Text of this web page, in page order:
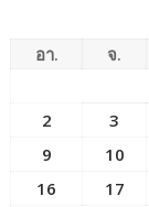
อา. จ.
2
3
9
10
16
17